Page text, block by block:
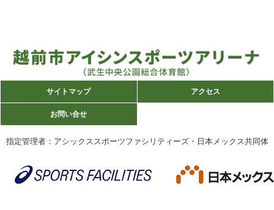
サイトマップ アクセス
お問い合せ
サイトマップ アクセス
お問い合せ
指定管理者：アシックススポーツファシリティーズ・日本メックス共同体